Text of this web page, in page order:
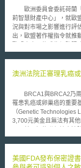
管理 包含生態系繪製以及各生
包含系統配置、資產管理
(四) IT安全管理 帳戶
(五) 身分與存取管理 有
措施。
歐洲委員會委託荷蘭「
莉智慧財產中心」，就歐
況與對市場之影響進行評
出，歐盟著作權指令就推
告指出，部分指令內容的
要因素。且因各會員國幾
於面臨跨疆界著作之使
協商，導致交易成本之增
樣，推翻舊有權利平衡
式，擴張的重製權賦予權
將數位權力管理資訊、著
澳洲法院正審理乳癌
BRCA1與BRCA2乃兩
罹患乳癌或卵巢癌的重要
（Genetic Technologies
3,700元美金且無法有其他的檢測
of New York）認為
關研究與創新，並限制檢
可專利性之判決。 受到美國判決之影響，今（2010）年6月澳洲的癌症
美國FDA發布保密證